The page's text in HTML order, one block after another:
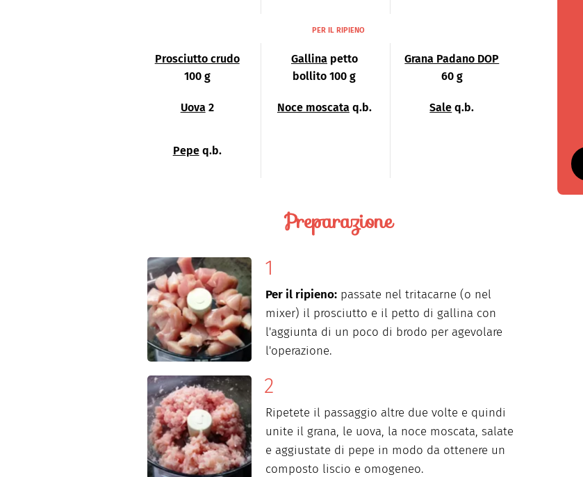
PER IL RIPIENO
Prosciutto crudo
100 g
Gallina petto
bollito 100 g
Grana Padano DOP
60 g
Uova 2 Noce moscata q.b. Sale q.b.
Pepe q.b.
Preparazione
Per il ripieno: passate nel tritacarne (o nel
mixer) il prosciutto e il petto di gallina con
l'aggiunta di un poco di brodo per agevolare
l'operazione.
Ripetete il passaggio altre due volte e quindi
unite il grana, le uova, la noce moscata, salate
e aggiustate di pepe in modo da ottenere un
composto liscio e omogeneo.